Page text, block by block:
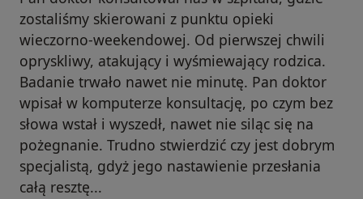
zostaliśmy skierowani z punktu opieki
wieczorno-weekendowej. Od pierwszej chwili
opryskliwy, atakujący i wyśmiewający rodzica.
Badanie trwało nawet nie minutę. Pan doktor
wpisał w komputerze konsultację, po czym bez
słowa wstał i wyszedł, nawet nie siląc się na
pożegnanie. Trudno stwierdzić czy jest dobrym
specjalistą, gdyż jego nastawienie przesłania
całą resztę...